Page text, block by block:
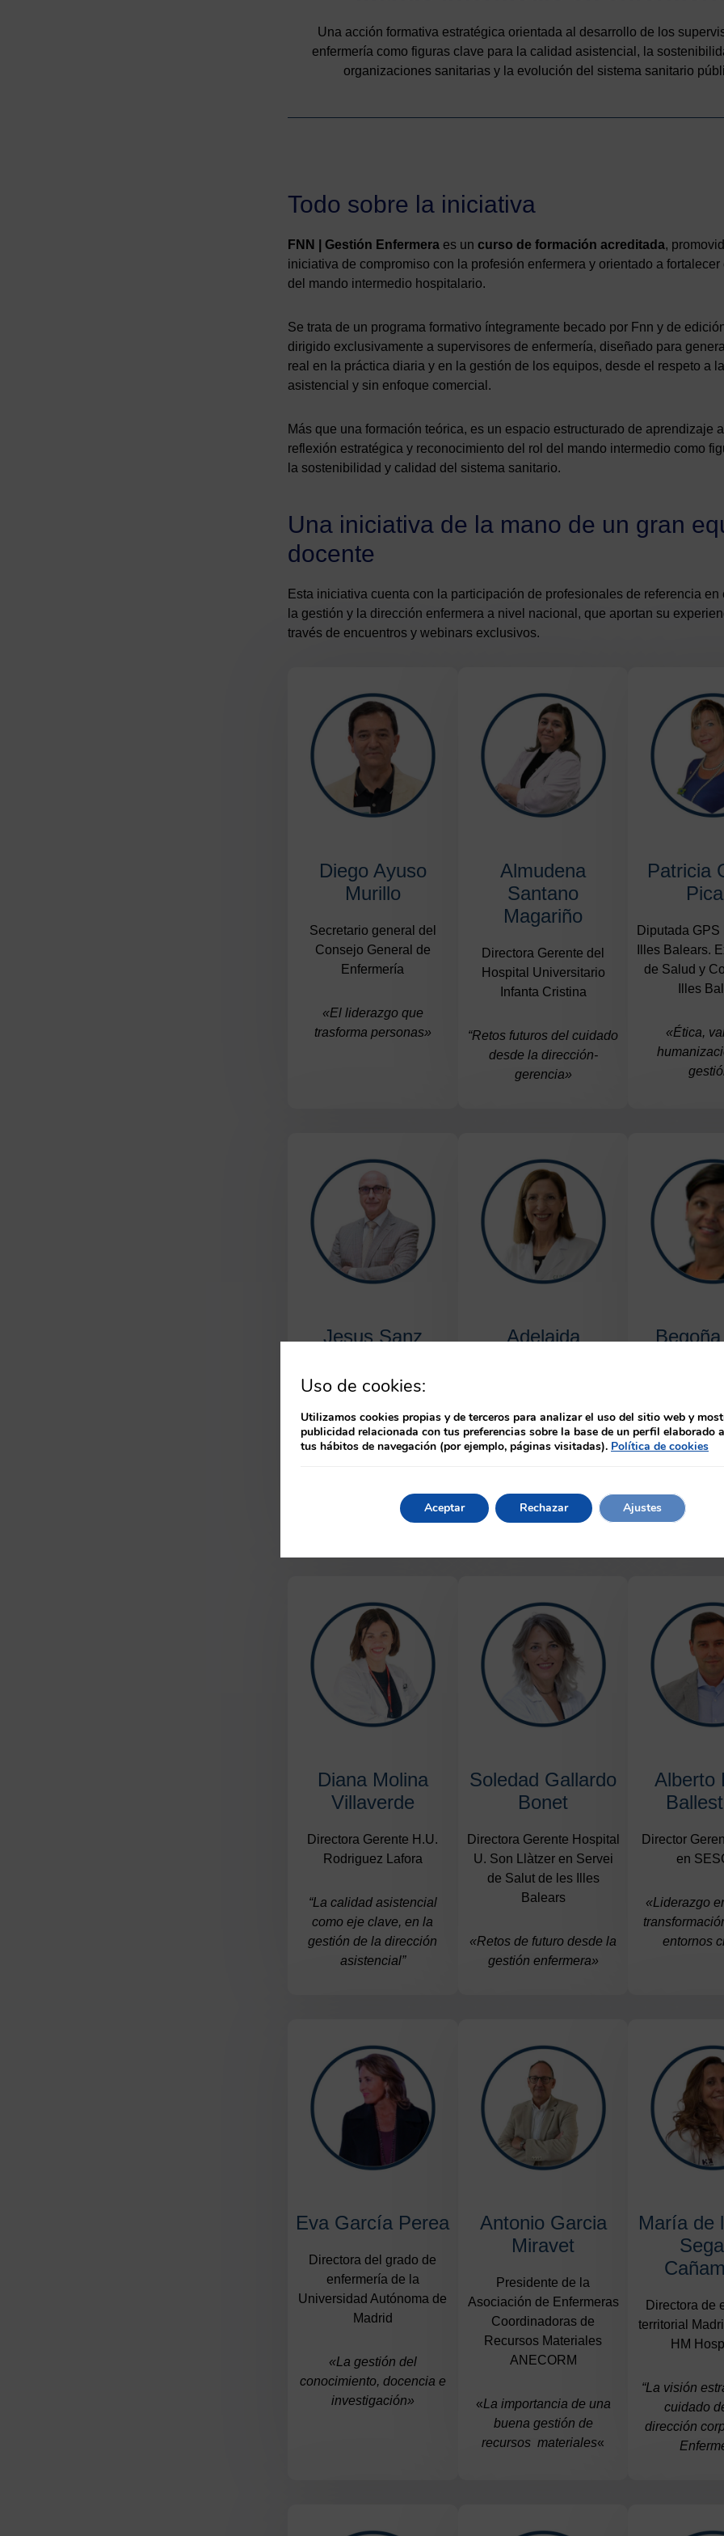
Una acción formativa estratégica orientada al desarrollo de los
enfermería como figuras clave para la calidad asistencial, la
organizaciones sanitarias y la evolución del sistema sanitario
Todo sobre la iniciativa
FNN | Gestión Enfermera es un curso de formación acreditada,
iniciativa de compromiso con la profesión enfermera y orientado a fortalecer
del mando intermedio hospitalario.
Se trata de un programa formativo íntegramente becado por Fnn y de
dirigido exclusivamente a supervisores de enfermería, diseñado para
real en la práctica diaria y en la gestión de los equipos, desde el respeto a
asistencial y sin enfoque comercial.
Más que una formación teórica, es un espacio estructurado de aprendizaje
reflexión estratégica y reconocimiento del rol del mando intermedio como
la sostenibilidad y calidad del sistema sanitario.
Una iniciativa de la mano de un gran
docente
Esta iniciativa cuenta con la participación de profesionales de referencia en
la gestión y la dirección enfermera a nivel nacional, que aportan su
través de encuentros y webinars exclusivos.
Diego Ayuso
Murillo
Secretario general del
Consejo General de
Enfermería
«El liderazgo que
trasforma personas»
Almudena
Santano
Magariño
Directora Gerente del
Hospital Universitario
Infanta Cristina
“Retos futuros del cuidado
desde la dirección-
gerencia»
Patricia
Diputada GPS
Illes Balears.
de Salud y
Illes
«Ética,
Jesus Sanz
Presidente de la
Asociación Nacional de
Directivos de Enfermería
(ANDE)
«La profesionalización de
la gestión enfermera»
Adelaida
enfermería del Hospital
Clínic Barcelona
enfermero»
Directora
Infermeres
Sanitari
«La gestión
desde la
Diana Molina
Villaverde
Directora Gerente H.U.
Rodriguez Lafora
“La calidad asistencial
como eje clave, en la
gestión de la dirección
asistencial”
Soledad Gallardo
Bonet
Directora Gerente Hospital
U. Son Llàtzer en Servei
de Salut de les Illes
Balears
«Retos de futuro desde la
gestión enfermera»
Alberto
Director
en
«Liderazgo
entornos
Eva García Perea
Directora del grado de
enfermería de la
Universidad Autónoma de
Madrid
«La gestión del
conocimiento, docencia e
investigación»
Antonio Garcia
Miravet
Presidente de la
Asociación de Enfermeras
Coordinadoras de
Recursos Materiales
ANECORM
«La importancia de una
buena gestión de
recursos materiales«
María de
Directora de
territorial
HM
“La visión
cuidado
dirección
Uso de cookies:
Utilizamos cookies propias y de terceros para analizar el uso del sitio web y
publicidad relacionada con tus preferencias sobre la base de un perfil elaborado
tus hábitos de navegación (por ejemplo, páginas visitadas). Política de cookies
Aceptar Rechazar Ajustes